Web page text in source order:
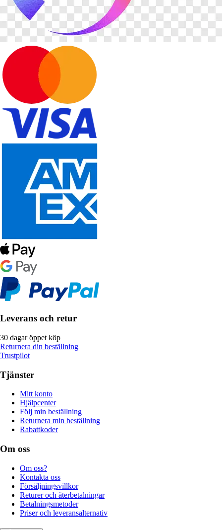
Leverans och retur
30 dagar öppet köp
Returnera din beställning
Trustpilot
Tjänster
Mitt konto
Hjälpcenter
Följ min beställning
Returnera min beställning
Rabattkoder
Om oss
Om oss?
Kontakta oss
Försäljningsvillkor
Returer och återbetalningar
Betalningsmetoder
Priser och leveransalternativ